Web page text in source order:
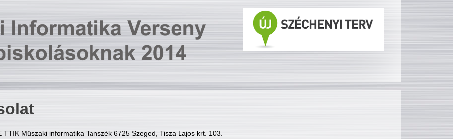
TTIK Műszaki informatika Tanszék 6725 Szeged, Tisza Lajos krt. 103.